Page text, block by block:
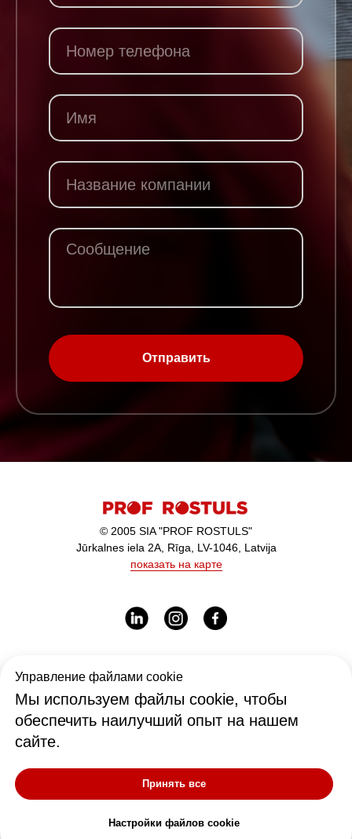
Управление файлами cookie
Мы используем файлы cookie, чтобы
обеспечить наилучший опыт на нашем
сайте.
Принять все
Настройки файлов cookie
Отправить
© 2005 SIA "PROF ROSTULS"
Jūrkalnes iela 2A, Rīga, LV-1046, Latvija
показать на карте
office@rostul.lv
Рабочее время:
I-V - 9:00-17:00